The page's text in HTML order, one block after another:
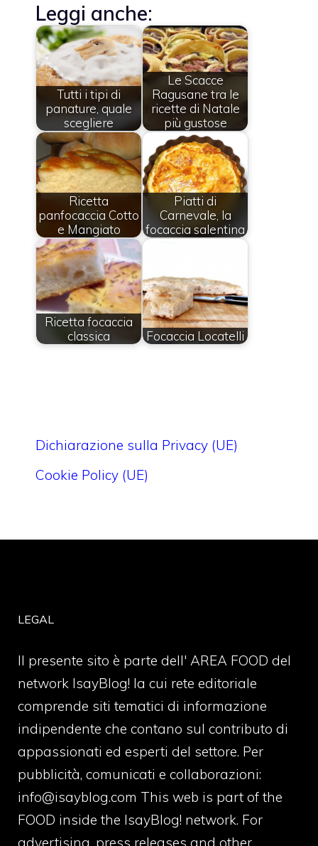
Leggi anche:
Tutti i tipi di
panature, quale
scegliere
Le Scacce
Ragusane tra le
ricette di Natale
più gustose
Ricetta
panfocaccia Cotto
e Mangiato
Piatti di
Carnevale, la
focaccia salentina
Ricetta focaccia
classica
Focaccia Locatelli
Dichiarazione sulla Privacy (UE)
Cookie Policy (UE)
LEGAL
Il presente sito è parte dell' AREA FOOD del
network IsayBlog! la cui rete editoriale
comprende siti tematici di informazione
indipendente che contano sul contributo di
appassionati ed esperti del settore. Per
pubblicità, comunicati e collaborazioni:
info@isayblog.com This web is part of the
FOOD inside the IsayBlog! network. For
advertising, press releases and other